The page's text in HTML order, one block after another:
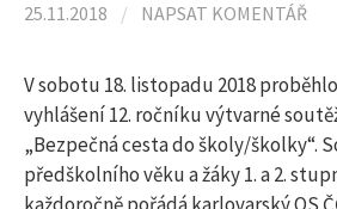
25.11.2018 / NAPSAT KOMENTÁŘ
V sobotu 18. listopadu 2018
vyhlášení 12. ročníku výtvarné
„Bezpečná cesta do školy/školky“.
předškolního věku a žáky 1. a 2.